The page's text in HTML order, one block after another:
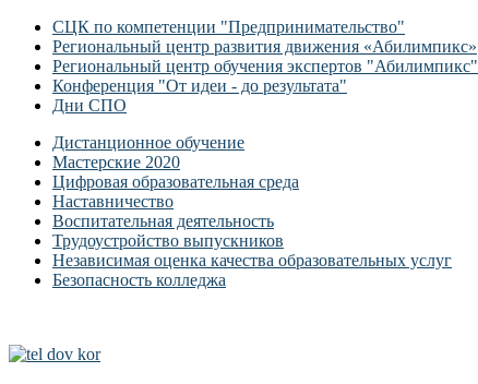
СЦК по компетенции "Предпринимательство"
Региональный центр развития движения «Абилимпикс»
Региональный центр обучения экспертов "Абилимпикс"
Конференция "От идеи - до результата"
Дни СПО
Дистанционное обучение
Мастерские 2020
Цифровая образовательная среда
Наставничество
Воспитательная деятельность
Трудоустройство выпускников
Независимая оценка качества образовательных услуг
Безопасность колледжа